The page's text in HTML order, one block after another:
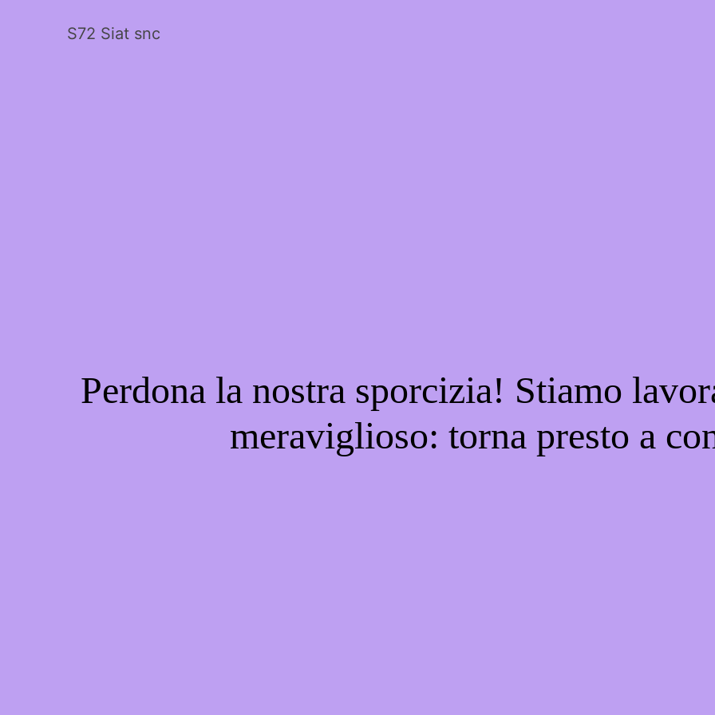
S72 Siat snc
Perdona la nostra sporcizia! Stiamo
meraviglioso: torna presto a